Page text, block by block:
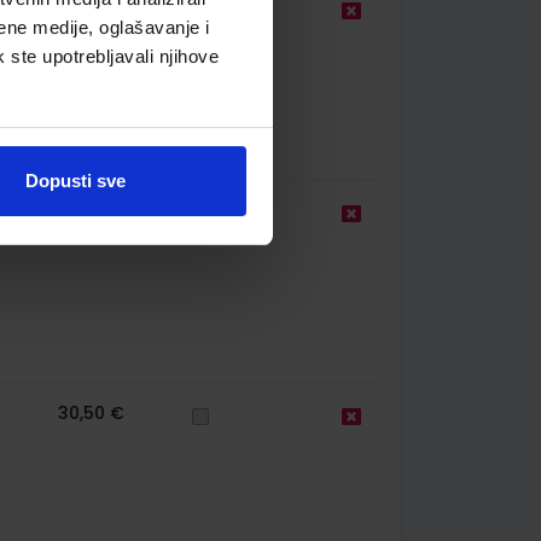
medije, oglašavanje i
ste upotrebljavali njihove
Dopusti sve
22,00 €
22,00 €
30,50 €